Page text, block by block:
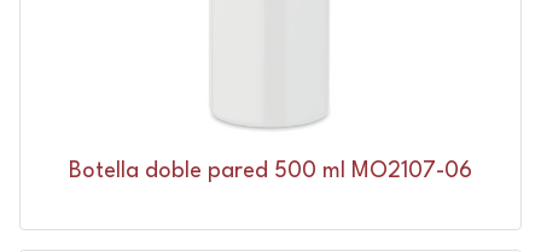
Botella doble pared 500 ml MO2107-06